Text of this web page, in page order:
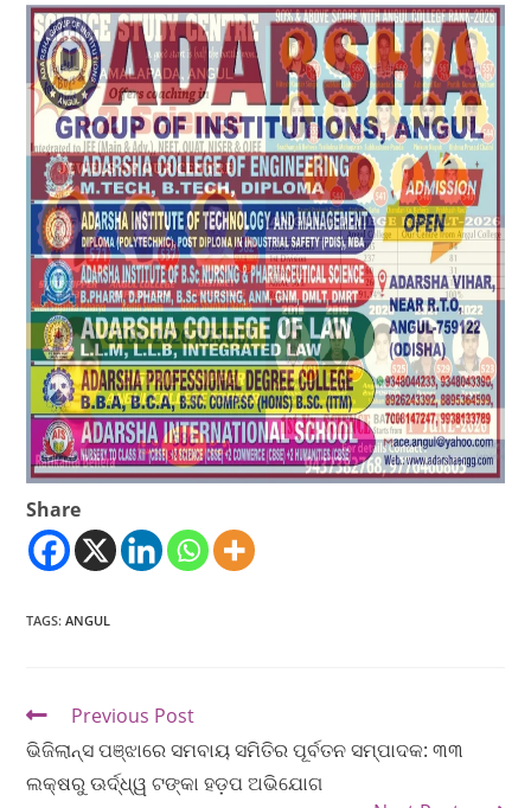
Share
TAGS:ANGUL
Previous Post
ଭିଜିଲାନ୍ସ ପଞ୍ଝାରେ ସମବାୟ ସମିତିର ପୂର୍ବତନ ସମ୍ପାଦକ: ୩୩
ଲକ୍ଷରୁ ଊର୍ଦ୍ଧ୍ୱ ଟଙ୍କା ହଡ଼ପ ଅଭିଯୋଗ